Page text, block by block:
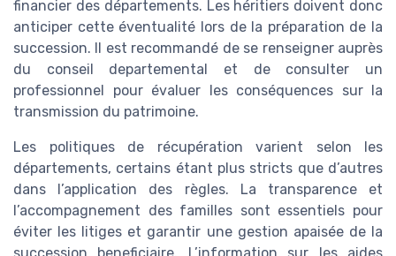
financier des départements. Les héritiers doivent donc
anticiper cette éventualité lors de la préparation de la
succession. Il est recommandé de se renseigner auprès
du conseil departemental et de consulter un
professionnel pour évaluer les conséquences sur la
transmission du patrimoine.
Les politiques de récupération varient selon les
départements, certains étant plus stricts que d’autres
dans l’application des règles. La transparence et
l’accompagnement des familles sont essentiels pour
éviter les litiges et garantir une gestion apaisée de la